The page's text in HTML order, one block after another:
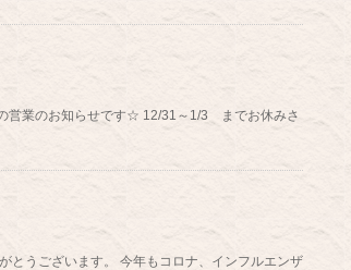
営業のお知らせです☆ 12/31～1/3 までお休みさ
とうございます。 今年もコロナ、インフルエンザ